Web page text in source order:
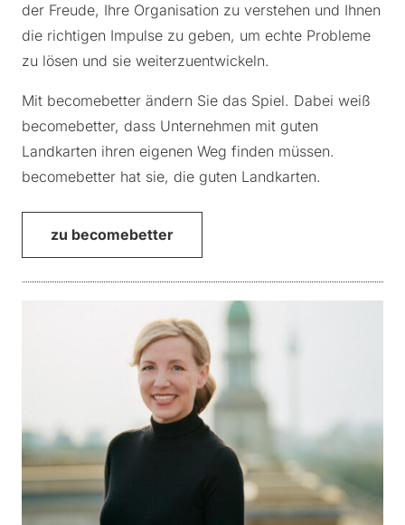
der Freude, Ihre Organisation zu verstehen und Ihnen
die richtigen Impulse zu geben, um echte Probleme
zu lösen und sie weiterzuentwickeln.
Mit becomebetter ändern Sie das Spiel. Dabei weiß
becomebetter, dass Unternehmen mit guten
Landkarten ihren eigenen Weg finden müssen.
becomebetter hat sie, die guten Landkarten.
zu becomebetter